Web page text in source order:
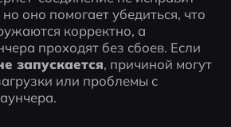
оно помогает убедиться, что
корректно, а
запускается, причиной могут
или проблемы с